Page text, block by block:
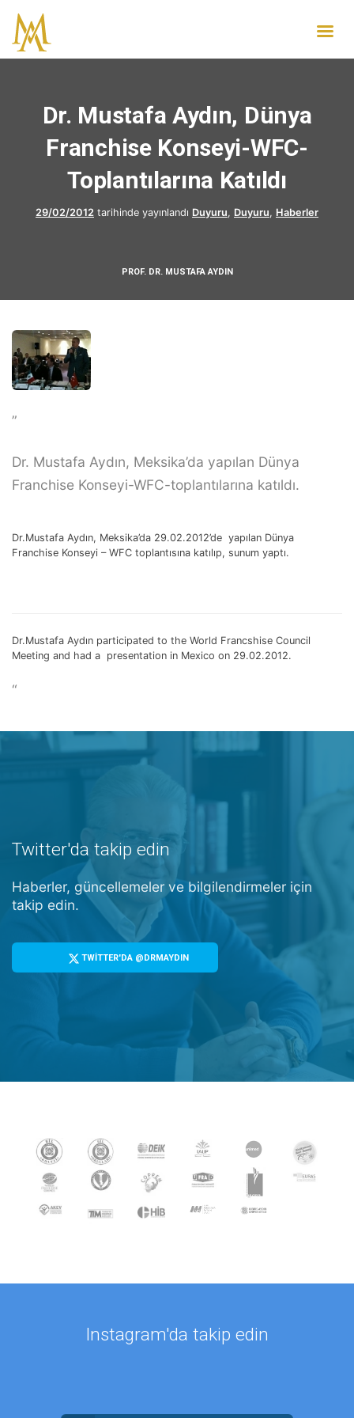
Dr. Mustafa Aydın, Dünya
Franchise Konseyi-WFC-
Toplantılarına Katıldı
29/02/2012 tarihinde yayınlandı Duyuru, Duyuru, Haberler
PROF. DR. MUSTAFA AYDIN
”
Dr. Mustafa Aydın, Meksika’da yapılan Dünya
Franchise Konseyi-WFC-toplantılarına katıldı.
Dr.Mustafa Aydın, Meksika’da 29.02.2012’de yapılan Dünya
Franchise Konseyi – WFC toplantısına katılıp, sunum yaptı.
Dr.Mustafa Aydın participated to the World Francshise Council
Meeting and had a presentation in Mexico on 29.02.2012.
“
Twitter'da takip edin
Haberler, güncellemeler ve bilgilendirmeler için
takip edin.
TWİTTER'DA @DRMAYDIN
Instagram'da takip edin